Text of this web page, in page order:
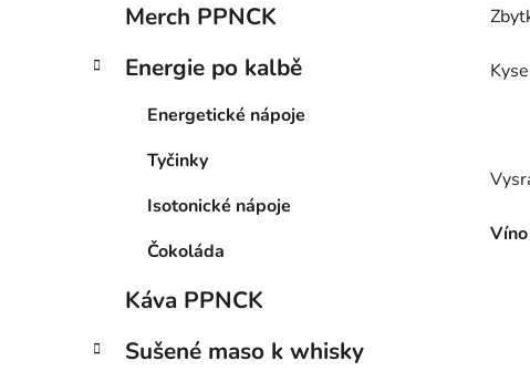
Merch PPNCK
Energie po kalbě
Energetické nápoje
Tyčinky
Isotonické nápoje
Čokoláda
Káva PPNCK
Sušené maso k whisky